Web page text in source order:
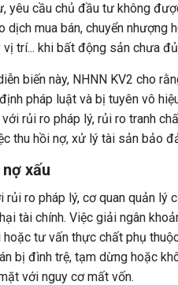
yêu cầu chủ đầu tư không
dịch mua bán, chuyển
trí... khi bất động sản chưa
biến này, NHNN KV2 cho
pháp luật và bị tuyên vô
rủi ro pháp lý, rủi ro tranh
thu hồi nợ, xử lý tài sản bảo
xấu
rủi ro pháp lý, cơ quan quản lý
tài chính. Việc giải ngân
tư vấn thực chất phụ
bị đình trệ, tạm dừng hoặc
với nguy cơ mất vốn.